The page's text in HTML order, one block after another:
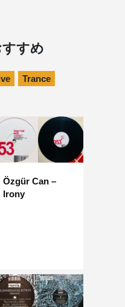
すめ
Trance
Özgür Can –
Irony